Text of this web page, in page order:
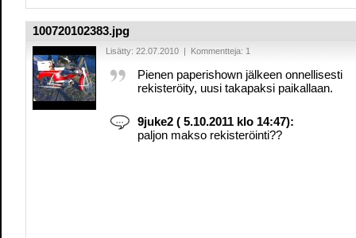
100720102383.jpg
Lisätty: 22.07.2010 | Kommentteja: 1
Pienen paperishown jälkeen onnellisesti
rekisteröity, uusi takapaksi paikallaan.
9juke2 ( 5.10.2011 klo 14:47):
paljon makso rekisteröinti??